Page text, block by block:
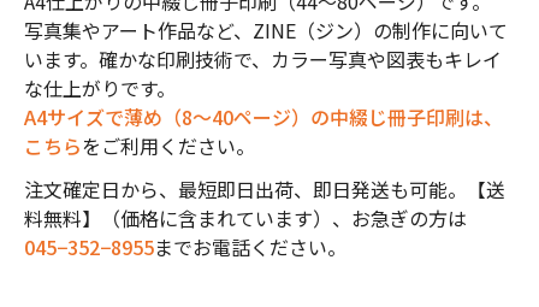
写真集やアート作品など、ZINE（ジン）の制作に向いて
います。確かな印刷技術で、カラー写真や図表もキレイ
な仕上がりです。
A4サイズで薄め（8～40ページ）の中綴じ冊子印刷は、
こちらをご利用ください。
注文確定日から、最短即日出荷、即日発送も可能。【送
料無料】（価格に含まれています）、お急ぎの方は
045−352−8955までお電話ください。